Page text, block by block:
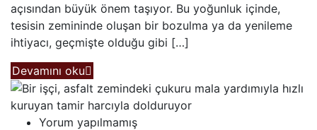
açısından büyük önem taşıyor. Bu yoğunluk içinde,
tesisin zemininde oluşan bir bozulma ya da yenileme
ihtiyacı, geçmişte olduğu gibi […]
Devamını oku
Yorum yapılmamış